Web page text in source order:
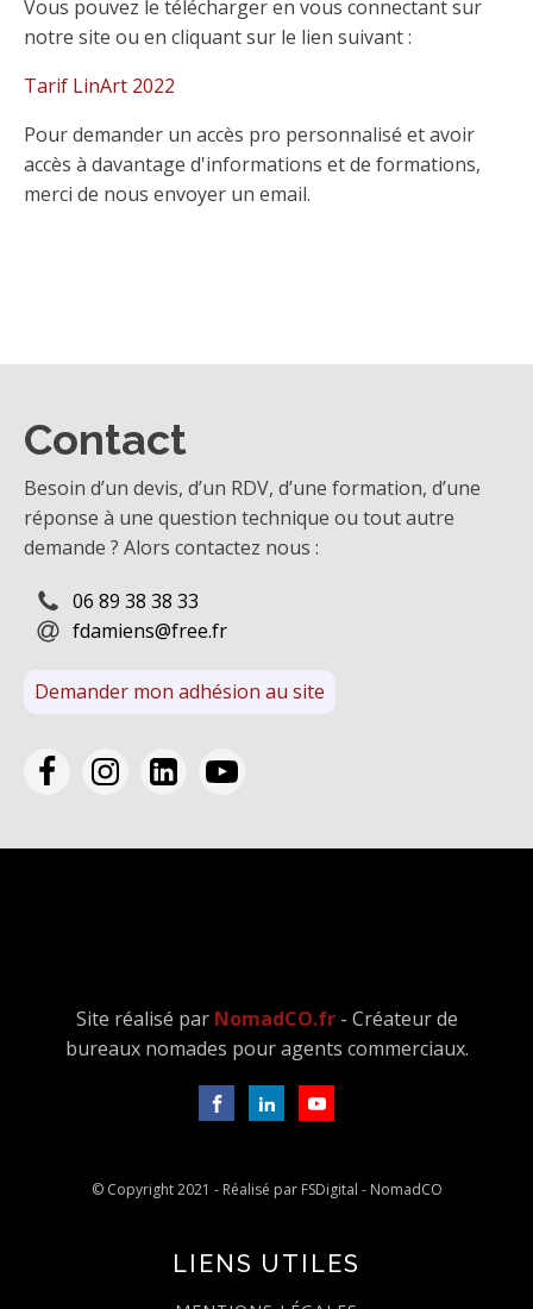
Vous pouvez le télécharger en vous connectant sur
notre site ou en cliquant sur le lien suivant :
Tarif LinArt 2022
Pour demander un accès pro personnalisé et avoir
accès à davantage d'informations et de formations,
merci de nous envoyer un email.
Contact
Besoin d’un devis, d’un RDV, d’une formation, d’une
réponse à une question technique ou tout autre
demande ? Alors contactez nous :
06 89 38 38 33
fdamiens@free.fr
Demander mon adhésion au site
Site réalisé par NomadCO.fr - Créateur de
bureaux nomades pour agents commerciaux.
© Copyright 2021 - Réalisé par FSDigital - NomadCO
LIENS UTILES